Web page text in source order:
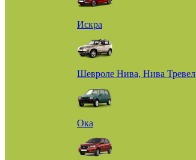
Искра
Шевроле Нива, Нива Тревел
Ока